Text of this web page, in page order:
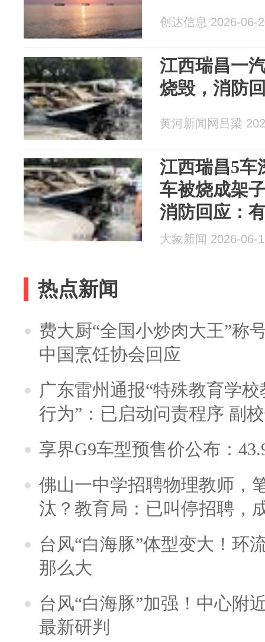
创达信息 2026-06-
江西瑞昌一
烧毁，消防
黄河新闻网吕梁
江西瑞昌5车
车被烧成架
消防回应：
垃圾桶引燃
大象新闻 2026-06-
热点新闻
费大厨“全国小炒肉大王”称
中国烹饪协会回应
广东雷州通报“特殊教育学
行为”：已启动问责程序 副
享界G9车型预售价公布：
佛山一中学招聘物理教师，
汰？教育局：已叫停招聘，
台风“白海豚”体型变大！环
那么大
台风“白海豚”加强！中心附
最新研判